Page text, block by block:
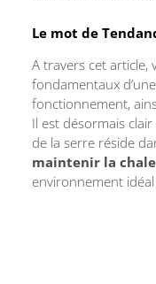
Le mot de
A travers cet article,
fondamentaux
fonctionnement,
Il est désormais
de la serre réside
maintenir la
environnement